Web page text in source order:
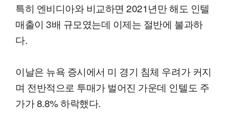
특히 엔비디아와 비교하면 2021년만 해도 인텔
매출이 3배 규모였는데 이제는 절반에 불과하
다.
이날은 뉴욕 증시에서 미 경기 침체 우려가 커지
며 전반적으로 투매가 벌어진 가운데 인텔도 주
가가 8.8% 하락했다.